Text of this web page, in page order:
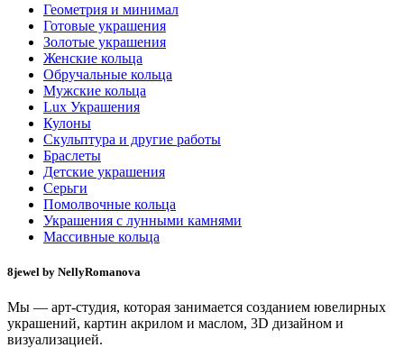
Геометрия и минимал
Готовые украшения
Золотые украшения
Женские кольца
Обручальные кольца
Мужские кольца
Lux Украшения
Кулоны
Скульптура и другие работы
Браслеты
Детские украшения
Серьги
Помолвочные кольца
Украшения с лунными камнями
Массивные кольца
8jewel by NellyRomanova
Мы — арт-студия, которая занимается созданием ювелирных
украшений, картин акрилом и маслом, 3D дизайном и
визуализацией.